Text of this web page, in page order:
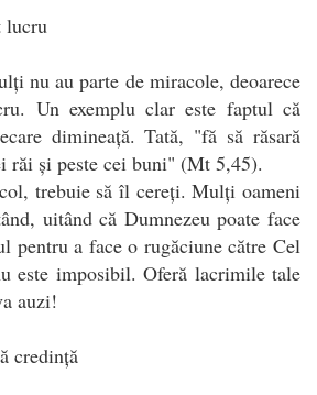
lucru
nu au parte de miracole, deoarece
Un exemplu clar este faptul că
dimineață. Tată, "fă să răsară
răi și peste cei buni" (Mt 5,45).
trebuie să îl cereți. Mulți oameni
uitând că Dumnezeu poate face
a face o rugăciune către Cel
este imposibil. Oferă lacrimile tale
auzi!
credință